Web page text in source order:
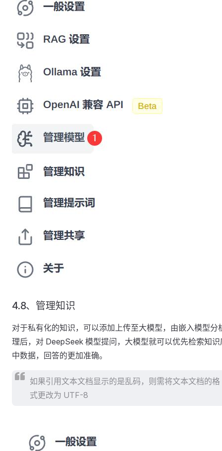
4.8、管理知识
对于私有化的知识，可以添加上传至大模型，由嵌入模型分
理后，对 DeepSeek 模型提问，大模型就可以优先检索知识
中数据，回答的更加准确。
如果引用文本文档显示的是乱码，则需将文本文档的格
式更改为 UTF-8